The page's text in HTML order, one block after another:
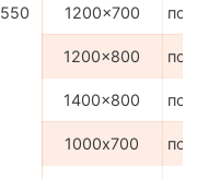
550 1200x700 по
1200x800 по
1400x800 по
1000х700 по